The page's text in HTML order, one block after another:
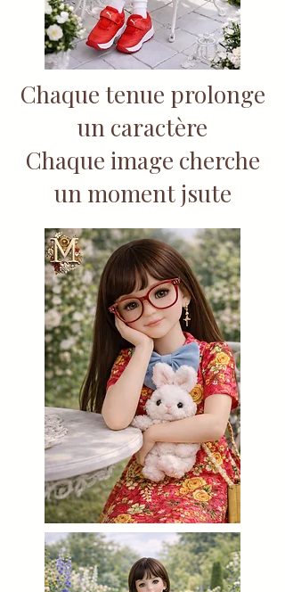
Chaque tenue prolonge
un caractère
Chaque image cherche
un moment jsute